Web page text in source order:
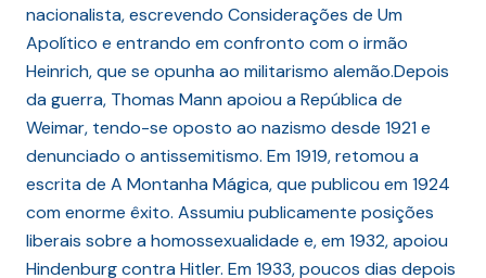
nacionalista, escrevendo Considerações de Um
Apolítico e entrando em confronto com o irmão
Heinrich, que se opunha ao militarismo alemão.Depois
da guerra, Thomas Mann apoiou a República de
Weimar, tendo-se oposto ao nazismo desde 1921 e
denunciado o antissemitismo. Em 1919, retomou a
escrita de A Montanha Mágica, que publicou em 1924
com enorme êxito. Assumiu publicamente posições
liberais sobre a homossexualidade e, em 1932, apoiou
Hindenburg contra Hitler. Em 1933, poucos dias depois